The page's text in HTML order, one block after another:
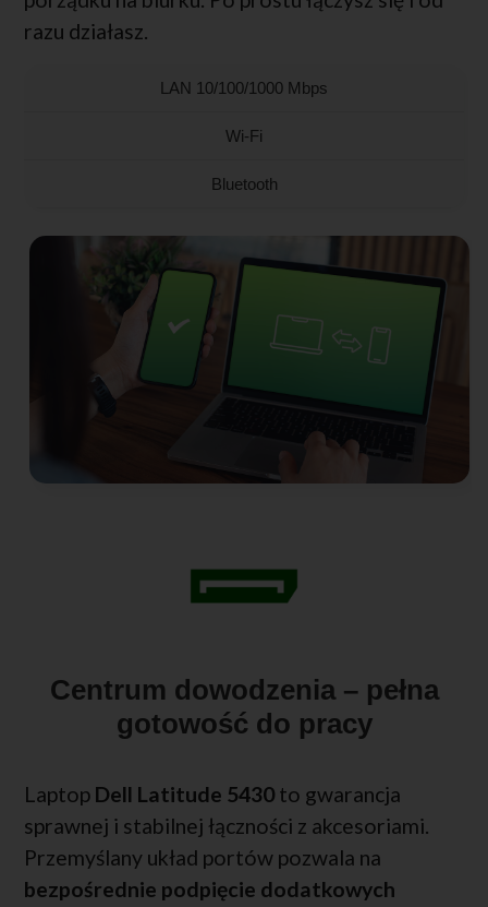
razu działasz.
LAN 10/100/1000 Mbps
Wi-Fi
Bluetooth
Centrum dowodzenia – pełna
gotowość do pracy
Laptop Dell Latitude 5430 to gwarancja
sprawnej i stabilnej łączności z akcesoriami.
Przemyślany układ portów pozwala na
bezpośrednie podpięcie dodatkowych